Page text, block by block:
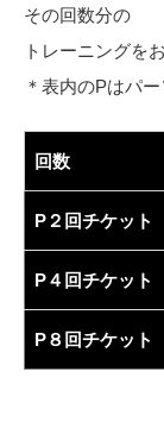
その回数分の
トレーニングを
＊表内のPはパ
回数
P２回チケット
P４回チケット
P８回チケット